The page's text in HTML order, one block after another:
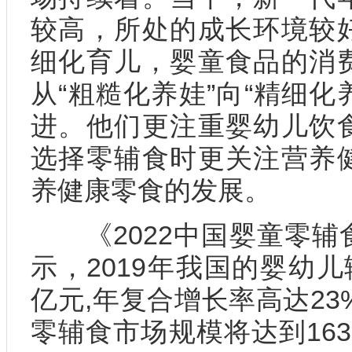
较高，所处的成长环境较
细化育儿，婴童食品的消
从“粗糙化养娃”向“精细化
进。他们更注重婴幼儿饮
选择零辅食时更关注营养
养健康零食的发展。
《2022中国婴童零辅
示，2019年我国的婴幼
亿元,年复合增长率高达
零辅食市场规模将达到